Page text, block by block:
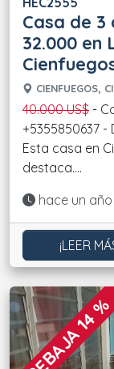
Casa de
32.000 en
CIENFUEGOS,
40.000 US$ -
+5355850637 -
Esta casa en
destaca....
Actualizado:
hace un año
¡LEER
REBAJA 14 %